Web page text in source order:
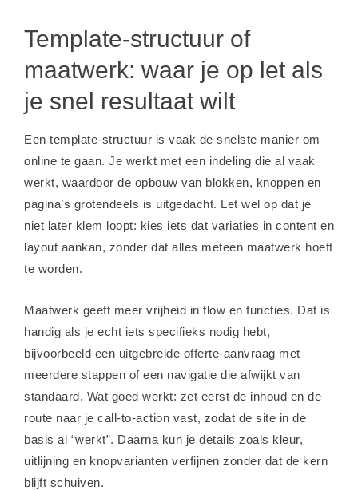
Template-structuur of
maatwerk: waar je op let als
je snel resultaat wilt
Een template-structuur is vaak de snelste manier om
online te gaan. Je werkt met een indeling die al vaak
werkt, waardoor de opbouw van blokken, knoppen en
pagina’s grotendeels is uitgedacht. Let wel op dat je
niet later klem loopt: kies iets dat variaties in content en
layout aankan, zonder dat alles meteen maatwerk hoeft
te worden.
Maatwerk geeft meer vrijheid in flow en functies. Dat is
handig als je echt iets specifieks nodig hebt,
bijvoorbeeld een uitgebreide offerte-aanvraag met
meerdere stappen of een navigatie die afwijkt van
standaard. Wat goed werkt: zet eerst de inhoud en de
route naar je call-to-action vast, zodat de site in de
basis al “werkt”. Daarna kun je details zoals kleur,
uitlijning en knopvarianten verfijnen zonder dat de kern
blijft schuiven.